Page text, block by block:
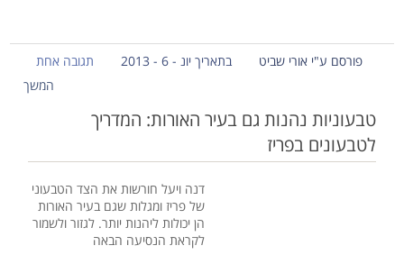
פורסם ע"י אורי שביט בתאריך יונ - 6 - 2013
תגובה אחת
המשך
טבעוניות נהנות גם בעיר האורות: המדריך
לטבעונים בפריז
דנה ויעל חורשות את הצד הטבעוני
של פריז ומגלות שגם בעיר האורות
הן יכולות ליהנות יותר. לגזור ולשמור
לקראת הנסיעה הבאה